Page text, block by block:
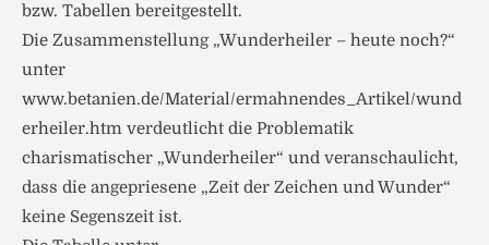
bzw. Tabellen bereitgestellt.
Die Zusammenstellung „Wunderheiler – heute noch?“
unter
www.betanien.de/Material/ermahnendes_Artikel/wund
erheiler.htm verdeutlicht die Problematik
charismatischer „Wunderheiler“ und veranschaulicht,
dass die angepriesene „Zeit der Zeichen und Wunder“
keine Segenszeit ist.